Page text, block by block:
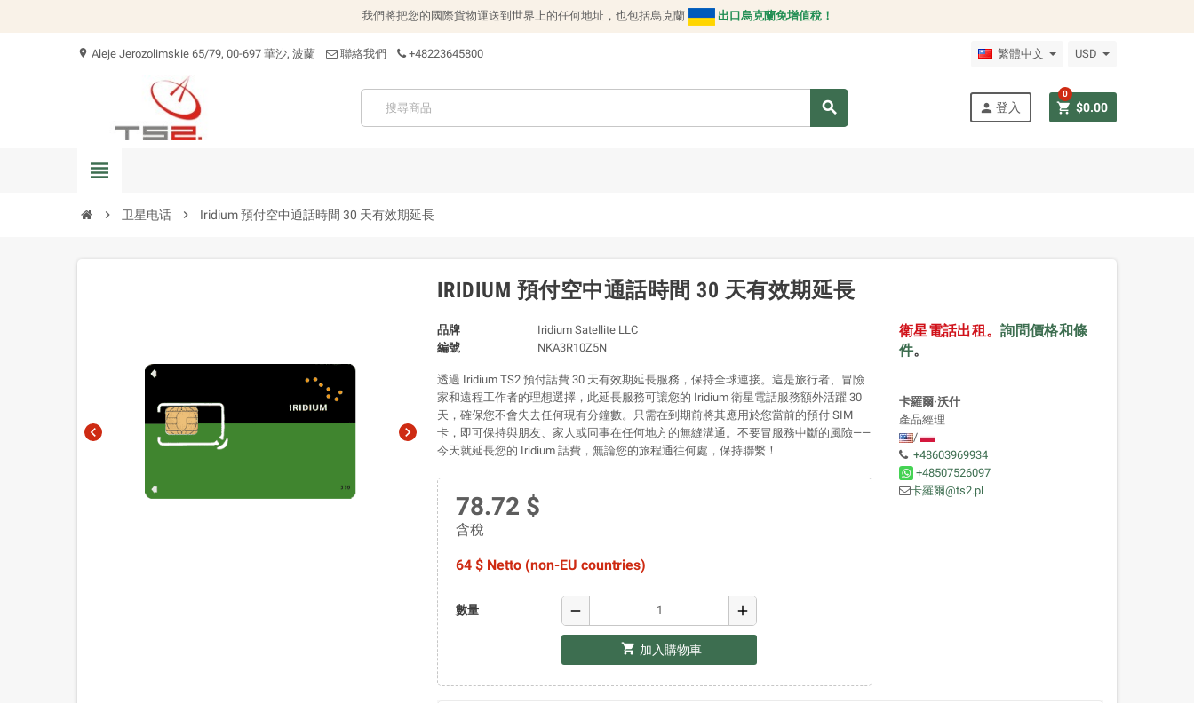
我們將把您的國際貨物運送到世界上的任何地址，也包括烏克蘭 出口烏克蘭免增值稅！
location_on Aleje Jerozolimskie 65/79, 00-697 華沙, 波蘭 聯絡我們 +48223645800 繁體中文 USD
search person 登入 shopping_cart $0.00
0
view_headline
chevron_right 卫星电话 chevron_right Iridium 預付空中通話時間 30 天有效期延長
chevron_left chevron_right
IRIDIUM 預付空中通話時間 30 天有效期延長
品牌
Iridium Satellite LLC
編號
NKA3R10Z5N
透過 Iridium TS2 預付話費 30 天有效期延長服務，保持全球連接。這是旅行者、冒險
家和遠程工作者的理想選擇，此延長服務可讓您的 Iridium 衛星電話服務額外活躍 30
天，確保您不會失去任何現有分鐘數。只需在到期前將其應用於您當前的預付 SIM
卡，即可保持與朋友、家人或同事在任何地方的無縫溝通。不要冒服務中斷的風險——
今天就延長您的 Iridium 話費，無論您的旅程通往何處，保持聯繫！
78.72 $
含稅
64 $ Netto (non-EU countries)
數量 remove add
shopping_cart 加入購物車
衛星電話出租。詢問價格和條
件。
卡羅爾·沃什
產品經理
/
+48603969934
+48507526097
卡羅爾@ts2.pl